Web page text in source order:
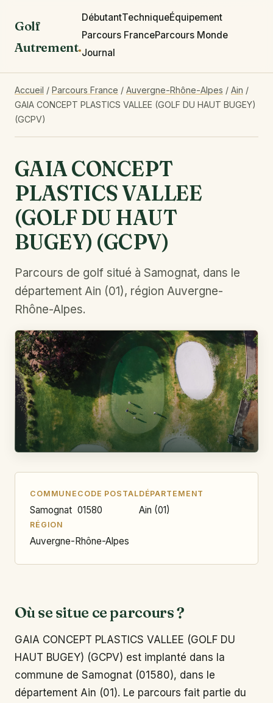
Golf
Autrement.
DébutantTechniqueÉquipement
Parcours FranceParcours Monde
Journal
Accueil / Parcours France / Auvergne-Rhône-Alpes / Ain /
GAIA CONCEPT PLASTICS VALLEE (GOLF DU HAUT BUGEY)
(GCPV)
GAIA CONCEPT
PLASTICS VALLEE
(GOLF DU HAUT
BUGEY) (GCPV)
Parcours de golf situé à Samognat, dans le
département Ain (01), région Auvergne-
Rhône-Alpes.
COMMUNE
Samognat
CODE POSTAL
01580
DÉPARTEMENT
Ain (01)
RÉGION
Auvergne-Rhône-Alpes
Où se situe ce parcours ?
GAIA CONCEPT PLASTICS VALLEE (GOLF DU
HAUT BUGEY) (GCPV) est implanté dans la
commune de Samognat (01580), dans le
département Ain (01). Le parcours fait partie du